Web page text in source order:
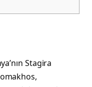
Stagira